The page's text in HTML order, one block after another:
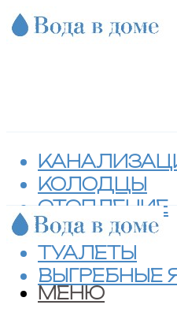
КОЛОДЦЫ
ОТОПЛЕНИЕ
СЕПТИКИ
ТУАЛЕТЫ
ВЫГРЕБНЫЕ
МЕНЮ